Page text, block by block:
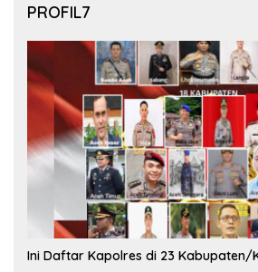
PROFIL7
Ini Daftar Kapolres di 23 Kabupaten/